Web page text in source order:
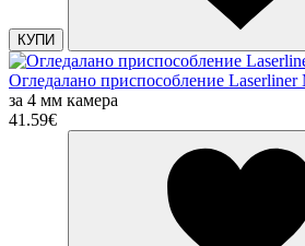
КУПИ
Огледалано приспособление Laserliner
за 4 мм камера
41.59€